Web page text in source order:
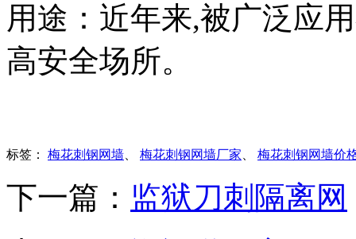
用途：近年来,被广泛应
高安全场所。
标签： 梅花刺钢网墙、 梅花刺钢网墙厂家、 梅花刺钢网墙价
下一篇： 监狱刀刺隔离网